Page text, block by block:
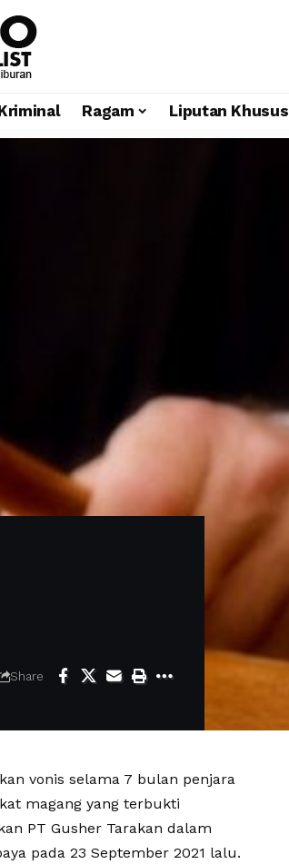
Ragam Liputan Khusus
Share
vonis selama 7 bulan penjara
magang yang terbukti
PT Gusher Tarakan dalam
pada 23 September 2021 lalu.